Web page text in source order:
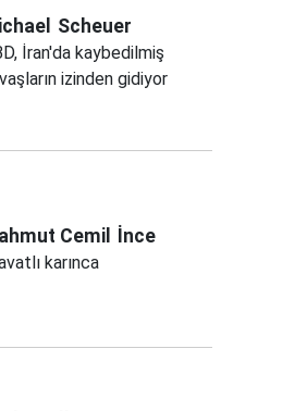
Scheuer
İran'da kaybedilmiş
izinden gidiyor
Cemil İnce
karınca